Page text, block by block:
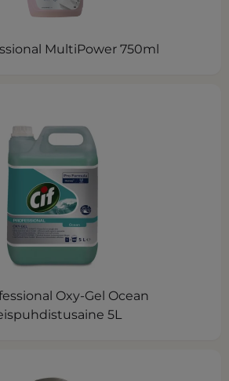
MultiPower 750ml
Oxy-Gel Ocean
5L